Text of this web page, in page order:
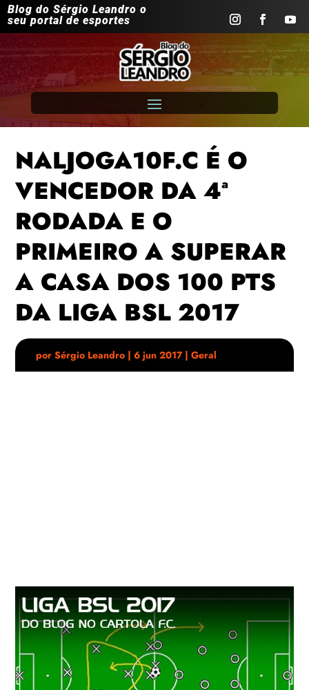
Blog do Sérgio Leandro o
seu portal de esportes
NALJOGA10F.C É O
VENCEDOR DA 4ª
RODADA E O
PRIMEIRO A SUPERAR
A CASA DOS 100 PTS
DA LIGA BSL 2017
porSérgio Leandro |6 jun 2017|Geral